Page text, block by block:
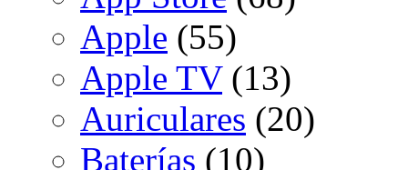
Apple (55)
Apple TV(13)
Auriculares (20)
Baterías (10)